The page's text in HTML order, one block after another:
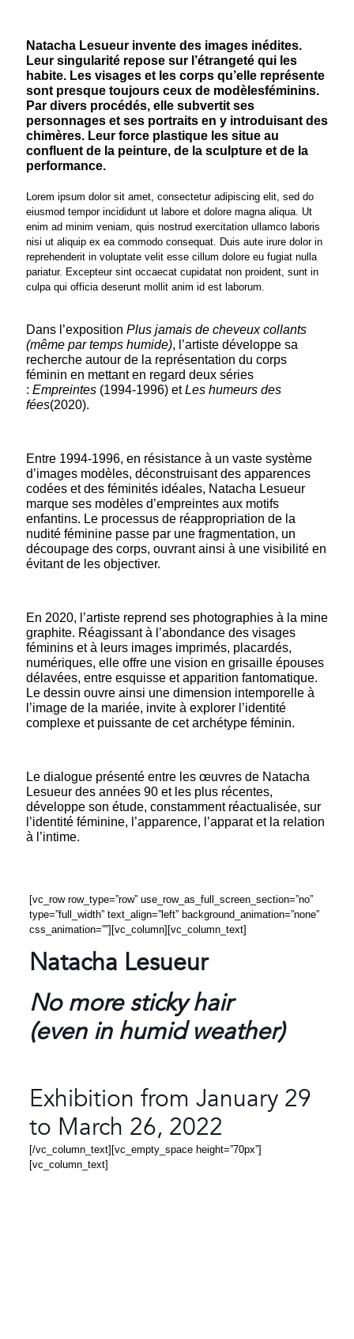
Natacha Lesueur invente des images inédites.
Leur singularité repose sur l’étrangeté qui les
habite. Les visages et les corps qu’elle représente
sont presque toujours ceux de modèlesféminins.
Par divers procédés, elle subvertit ses
personnages et ses portraits en y introduisant des
chimères. Leur force plastique les situe au
confluent de la peinture, de la sculpture et de la
performance.
Lorem ipsum dolor sit amet, consectetur adipiscing elit, sed do
eiusmod tempor incididunt ut labore et dolore magna aliqua. Ut
enim ad minim veniam, quis nostrud exercitation ullamco laboris
nisi ut aliquip ex ea commodo consequat. Duis aute irure dolor in
reprehenderit in voluptate velit esse cillum dolore eu fugiat nulla
pariatur. Excepteur sint occaecat cupidatat non proident, sunt in
culpa qui officia deserunt mollit anim id est laborum.
Dans l’exposition Plus jamais de cheveux collants
(même par temps humide), l’artiste développe sa
recherche autour de la représentation du corps
féminin en mettant en regard deux séries
: Empreintes (1994-1996) etLes humeurs des
fées(2020).
Entre 1994-1996, en résistance à un vaste système
d’images modèles, déconstruisant des apparences
codées et des féminités idéales, Natacha Lesueur
marque ses modèles d’empreintes aux motifs
enfantins. Le processus de réappropriation de la
nudité féminine passe par une fragmentation, un
découpage des corps, ouvrant ainsi à une visibilité en
évitant de les objectiver.
En 2020, l’artiste reprend ses photographies à la mine
graphite. Réagissant à l’abondance des visages
féminins et à leurs images imprimés, placardés,
numériques, elle offre une vision en grisaille épouses
délavées, entre esquisse et apparition fantomatique.
Le dessin ouvre ainsi une dimension intemporelle à
l’image de la mariée, invite à explorer l’identité
complexe et puissante de cet archétype féminin.
Le dialogue présenté entre les œuvres de Natacha
Lesueur des années 90 et les plus récentes,
développe son étude, constamment réactualisée, sur
l’identité féminine, l’apparence, l’apparat et la relation
à l’intime.
[vc_row row_type=”row” use_row_as_full_screen_section=”no”
type=”full_width” text_align=”left” background_animation=”none”
css_animation=””][vc_column][vc_column_text]
Natacha Lesueur
No more sticky hair
(even in humid weather)
Exhibition from January 29
to March 26, 2022
[/vc_column_text][vc_empty_space height=”70px”]
[vc_column_text]